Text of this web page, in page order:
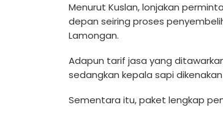
Menurut Kuslan, lonjakan
depan seiring proses
Lamongan.
Adapun tarif jasa yang
sedangkan kepala sapi
Sementara itu, paket lengkap